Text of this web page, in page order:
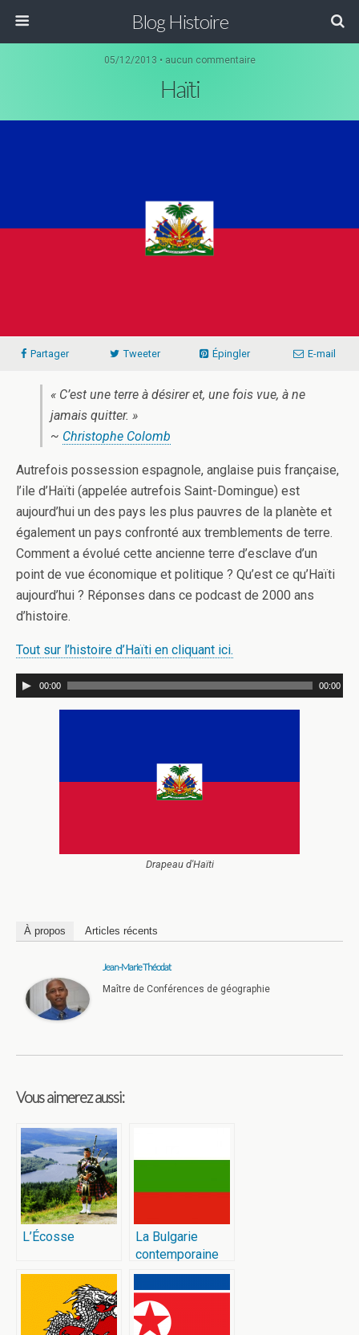
Blog Histoire
05/12/2013 • aucun commentaire
Haïti
Partager Tweeter Épingler E-mail
« C’est une terre à désirer et, une fois vue, à ne
jamais quitter. »
~ Christophe Colomb
Autrefois possession espagnole, anglaise puis française,
l’ile d’Haïti (appelée autrefois Saint-Domingue) est
aujourd’hui un des pays les plus pauvres de la planète et
également un pays confronté aux tremblements de terre.
Comment a évolué cette ancienne terre d’esclave d’un
point de vue économique et politique ? Qu’est ce qu’Haïti
aujourd’hui ? Réponses dans ce podcast de 2000 ans
d’histoire.
Tout sur l’histoire d’Haïti en cliquant ici.
00:00 00:00
Drapeau d'Haïti
À propos Articles récents
Jean-Marie Théodat
Maître de Conférences de géographie
Vous aimerez aussi:
L’Écosse
La Bulgarie
contemporaine